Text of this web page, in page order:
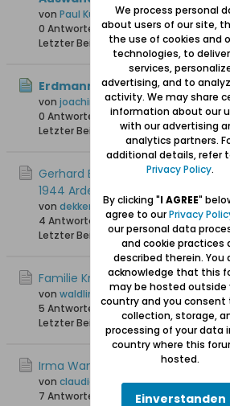
von Paul Kuhlmann
0 Antworten 40 Hits0 Likes
Letzter Beitrag22.07.2026, 09:35
Erdmann Krüger oo Cornelia
von joachim1
0 Antworten
31 Hits0 Likes
Letzter Beitrag
20.07.2026, 20:59
Gerhard Bietau, geb 1921 in
1944 Ardennen
von dekkers01
4 Antworten
120 Hits0 Likes
Letzter Beitrag03.06.2026, 21:57
Familie Krause aus Stutthof
von waldling +6.8.2023
5 Antworten 1.779 Hits0 Likes
Letzter Beitrag
24.05.2026, 07:27
Irma Wanda Jurkiewiz, Danzig
von claudia-fredrich@web.de
7 Antworten
0 Likes
We process personal
about users of our site,
the use of cookies and
technologies, to
services,
advertising, and to
activity. We may share
information about our
with our advertising
analytics partners.
additional details, refer
Privacy Policy.
By clicking "I AGREE"
agree to ourPrivacy
our personal data
and cookie practices
described therein. You
acknowledge that this
may be hosted outside
country and you consent
collection, storage,
processing of your data
country where this
hosted.
Einverstanden